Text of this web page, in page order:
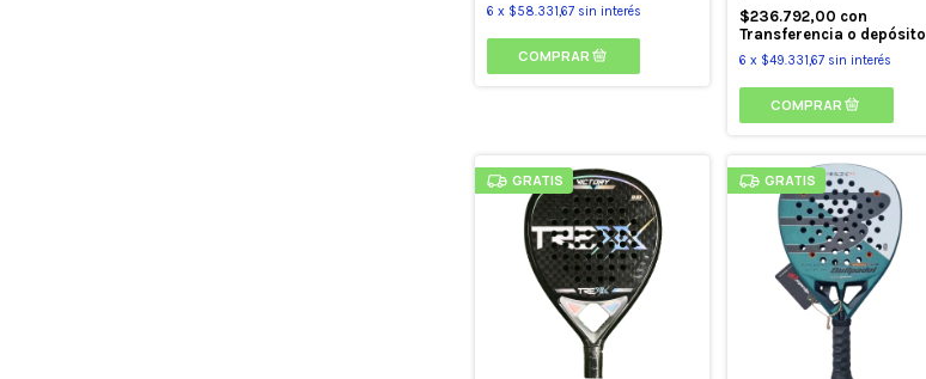
6 x $58.331,67 sin interés
$236.792,00 con
Transferencia o depósito
6 x $49.331,67 sin interés
GRATIS GRATIS